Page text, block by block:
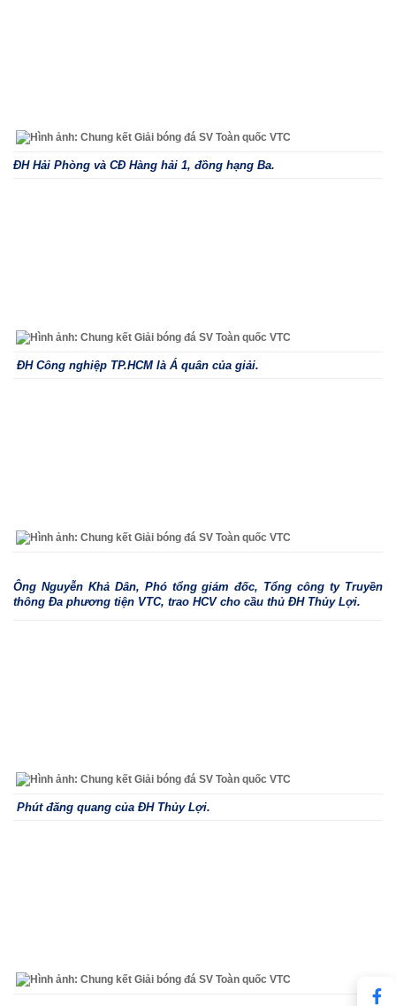
ĐH Hải Phòng và CĐ Hàng hải 1, đồng hạng Ba.
ĐH Công nghiệp TP.HCM là Á quân của giải.
Ông Nguyễn Khả Dân, Phó tổng giám đốc, Tổng công ty Truyền
thông Đa phương tiện VTC, trao HCV cho cầu thủ ĐH Thủy Lợi.
Phút đăng quang của ĐH Thủy Lợi.